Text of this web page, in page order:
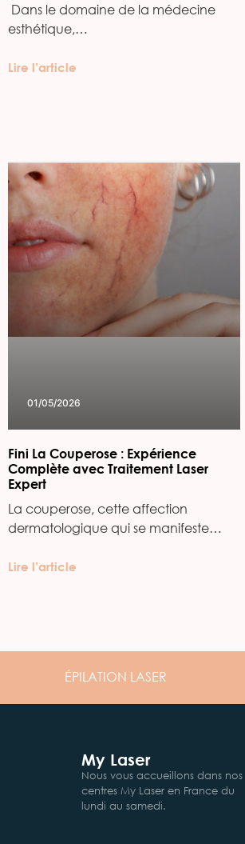
‍ Dans le domaine de la médecine
esthétique,…
Lire l’article
01/05/2026
Fini La Couperose : Expérience
Complète avec Traitement Laser
Expert
La couperose, cette affection
dermatologique qui se manifeste…
Lire l’article
ÉPILATION LASER
My Laser
Nous vous accueillons dans nos
centres My Laser en France du
lundi au samedi.